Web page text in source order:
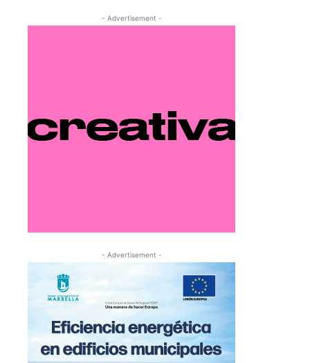
- Advertisement -
- Advertisement -